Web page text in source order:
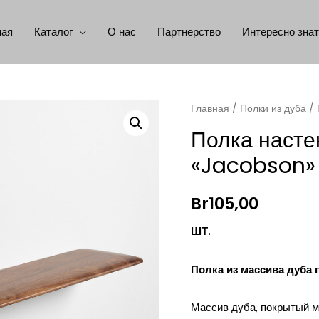
Каталог О нас Партнерство Интересно
Главная / Полки из дуба /
Полка
«Jacobson»
Br105,00
ШТ.
Полка из массива дуба
Массив дуба, покрытый